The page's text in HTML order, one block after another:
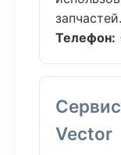
Телефон:
Vector